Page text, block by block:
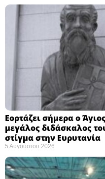
Εορτάζει σήμερα ο
μεγάλος διδάσκαλος
στίγμα στην Ευρυτανία
5 Αυγούστου 2026